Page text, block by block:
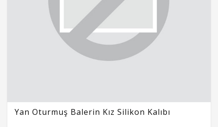
Yan Oturmuş Balerin Kız Silikon Kalıbı